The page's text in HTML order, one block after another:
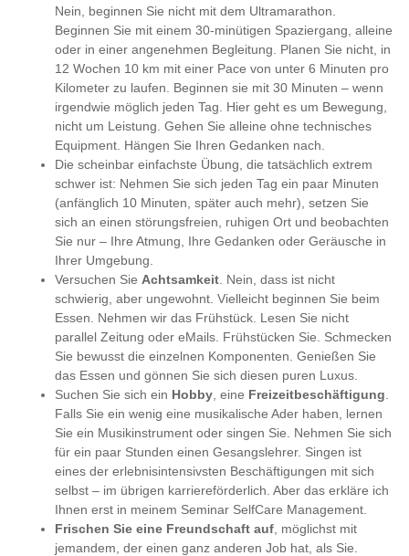
Nein, beginnen Sie nicht mit dem Ultramarathon.
Beginnen Sie mit einem 30-minütigen Spaziergang, alleine
oder in einer angenehmen Begleitung. Planen Sie nicht, in
12 Wochen 10 km mit einer Pace von unter 6 Minuten pro
Kilometer zu laufen. Beginnen sie mit 30 Minuten – wenn
irgendwie möglich jeden Tag. Hier geht es um Bewegung,
nicht um Leistung. Gehen Sie alleine ohne technisches
Equipment. Hängen Sie Ihren Gedanken nach.
Die scheinbar einfachste Übung, die tatsächlich extrem
schwer ist: Nehmen Sie sich jeden Tag ein paar Minuten
(anfänglich 10 Minuten, später auch mehr), setzen Sie
sich an einen störungsfreien, ruhigen Ort und beobachten
Sie nur – Ihre Atmung, Ihre Gedanken oder Geräusche in
Ihrer Umgebung.
Versuchen Sie Achtsamkeit. Nein, dass ist nicht
schwierig, aber ungewohnt. Vielleicht beginnen Sie beim
Essen. Nehmen wir das Frühstück. Lesen Sie nicht
parallel Zeitung oder eMails. Frühstücken Sie. Schmecken
Sie bewusst die einzelnen Komponenten. Genießen Sie
das Essen und gönnen Sie sich diesen puren Luxus.
Suchen Sie sich ein Hobby, eine Freizeitbeschäftigung
Falls Sie ein wenig eine musikalische Ader haben, lernen
Sie ein Musikinstrument oder singen Sie. Nehmen Sie sich
für ein paar Stunden einen Gesangslehrer. Singen ist
eines der erlebnisintensivsten Beschäftigungen mit sich
selbst – im übrigen karriereförderlich. Aber das erkläre ich
Ihnen erst in meinem Seminar SelfCare Management.
Frischen Sie eine Freundschaft auf, möglichst mit
jemandem, der einen ganz anderen Job hat, als Sie.